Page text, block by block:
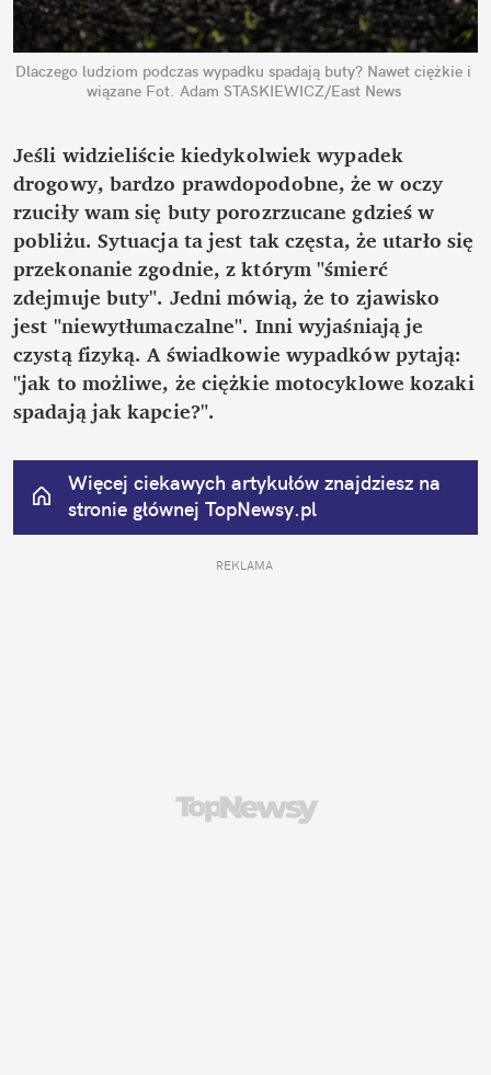
Dlaczego ludziom podczas wypadku spadają buty? Nawet ciężkie i
wiązane Fot. Adam STASKIEWICZ/East News
Jeśli widzieliście kiedykolwiek wypadek
drogowy, bardzo prawdopodobne, że w oczy
rzuciły wam się buty porozrzucane gdzieś w
pobliżu. Sytuacja ta jest tak częsta, że utarło się
przekonanie zgodnie, z którym "śmierć
zdejmuje buty". Jedni mówią, że to zjawisko
jest "niewytłumaczalne". Inni wyjaśniają je
czystą fizyką. A świadkowie wypadków pytają:
"jak to możliwe, że ciężkie motocyklowe kozaki
spadają jak kapcie?".
Więcej ciekawych artykułów znajdziesz na
stronie głównej TopNewsy.pl
REKLAMA